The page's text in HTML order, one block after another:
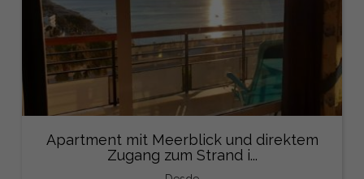
Apartment mit Meerblick und direktem
Zugang zum Strand i...